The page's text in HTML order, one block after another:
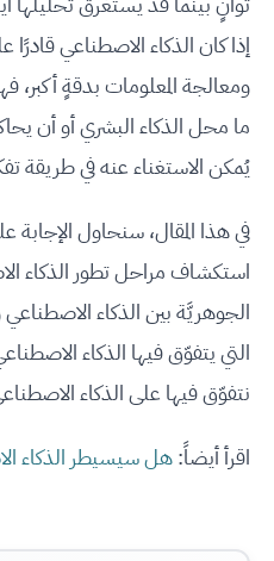
إذا كان الذكاء الاصطناعي
ومعالجة المعلومات بدقةٍ
ما محل الذكاء البشري أو أن
يُمكن الاستغناء عنه في طريقة
في هذا المقال، سنحاول
استكشاف مراحل تطور الذكاء
الجوهريَّة بين الذكاء
التي يتفوّق فيها الذكاء
نتفوّق فيها على الذكاء
اقرأ أيضاً:هل سيسيطر الذكاء